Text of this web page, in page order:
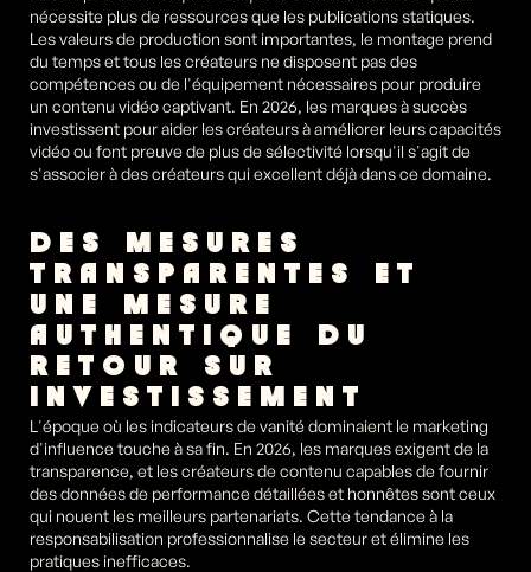
nécessite plus de ressources que les publications statiques.
Les valeurs de production sont importantes, le montage prend
du temps et tous les créateurs ne disposent pas des
compétences ou de l'équipement nécessaires pour produire
un contenu vidéo captivant. En 2026, les marques à succès
investissent pour aider les créateurs à améliorer leurs capacités
vidéo ou font preuve de plus de sélectivité lorsqu'il s'agit de
s'associer à des créateurs qui excellent déjà dans ce domaine.
DES MESURES
TRANSPARENTES ET
UNE MESURE
AUTHENTIQUE DU
RETOUR SUR
INVESTISSEMENT
L'époque où les indicateurs de vanité dominaient le marketing
d'influence touche à sa fin. En 2026, les marques exigent de la
transparence, et les créateurs de contenu capables de fournir
des données de performance détaillées et honnêtes sont ceux
qui nouent les meilleurs partenariats. Cette tendance à la
responsabilisation professionnalise le secteur et élimine les
pratiques inefficaces.